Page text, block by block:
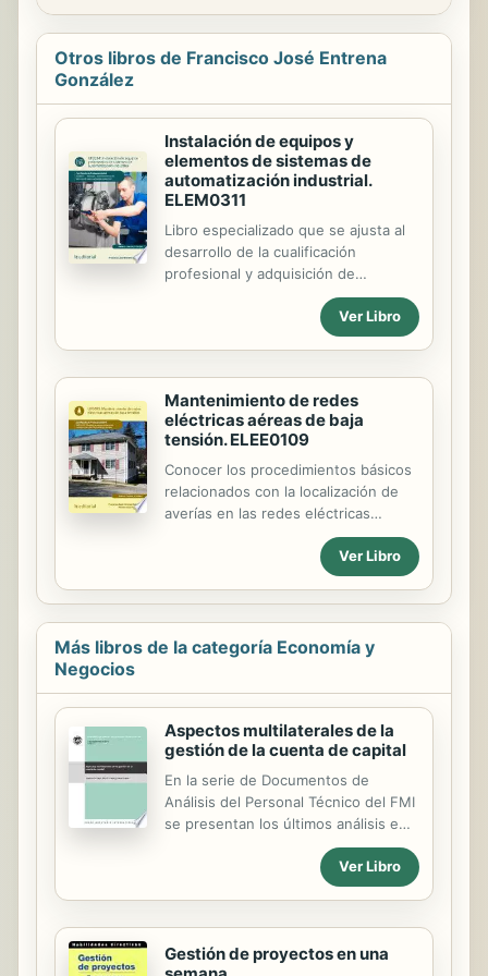
Otros libros de Francisco José Entrena
González
Instalación de equipos y
elementos de sistemas de
automatización industrial.
ELEM0311
Libro especializado que se ajusta al
desarrollo de la cualificación
profesional y adquisición de
certificados de profesionalidad.
Manual imprescindible para la
formación y la capacitación, que se
cualificación y dinamización del
conocimiento, como premisas para la
mejora de la empleabilidad y eficacia
para el desempeño del trabajo.
Ver Libro
Mantenimiento de redes
eléctricas aéreas de baja
tensión. ELEE0109
Conocer los procedimientos básicos
relacionados con la localización de
averías en las redes eléctricas
aéreas de baja tensión. Conocer la
funcionalidad, tipología e
instrucciones de manejo de las
herramientas utilizadas para llevar
acabo los trabajos de mantenimiento
en una red eléctrica de distribución
protección necesarias para la llevar a
cabo operaciones de reparación y
mantenimiento en una red eléctrica
aérea de baja tensión. Verificar la
aplicación de la normativa
correspondiente en el
Ver Libro
Más libros de la categoría Economía y
Negocios
Aspectos multilaterales de la
gestión de la cuenta de capital
En la serie de Documentos de
Análisis del Personal Técnico del FMI
se presentan los últimos análisis e
investigaciones sobre políticas
elaborados por miembros del
personal técnico del FMI, que se
fomentar el debate. Estos
documentos generalmente son
Ver Libro
Gestión de proyectos en una